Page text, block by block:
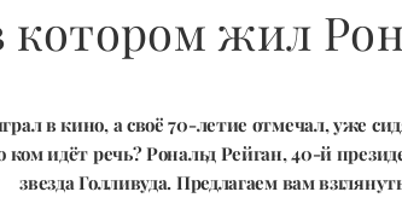
котором жил
в кино, а своё 70-летие отмечал, уже
ком идёт речь? Рональд Рейган, 40-й
звезда Голливуда. Предлагаем вам